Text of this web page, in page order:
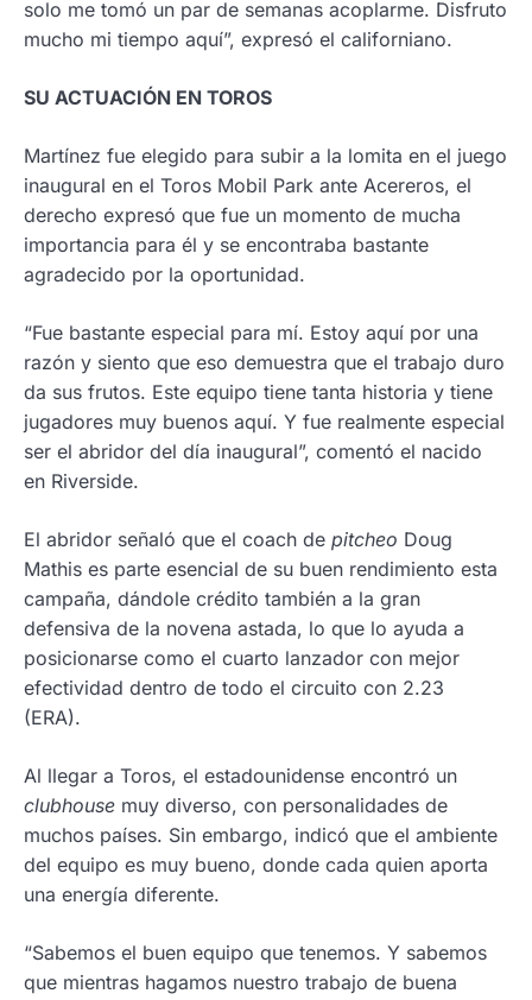
solo me tomó un par de semanas acoplarme. Disfruto
mucho mi tiempo aquí”, expresó el californiano.
SU ACTUACIÓN EN TOROS
Martínez fue elegido para subir a la lomita en el juego
inaugural en el Toros Mobil Park ante Acereros, el
derecho expresó que fue un momento de mucha
importancia para él y se encontraba bastante
agradecido por la oportunidad.
“Fue bastante especial para mí. Estoy aquí por una
razón y siento que eso demuestra que el trabajo duro
da sus frutos. Este equipo tiene tanta historia y tiene
jugadores muy buenos aquí. Y fue realmente especial
ser el abridor del día inaugural”, comentó el nacido
en Riverside.
El abridor señaló que el coach de pitcheo Doug
Mathis es parte esencial de su buen rendimiento esta
campaña, dándole crédito también a la gran
defensiva de la novena astada, lo que lo ayuda a
posicionarse como el cuarto lanzador con mejor
efectividad dentro de todo el circuito con 2.23
(ERA).
Al llegar a Toros, el estadounidense encontró un
clubhouse muy diverso, con personalidades de
muchos países. Sin embargo, indicó que el ambiente
del equipo es muy bueno, donde cada quien aporta
una energía diferente.
“Sabemos el buen equipo que tenemos. Y sabemos
que mientras hagamos nuestro trabajo de buena